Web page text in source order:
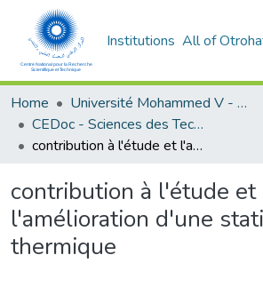
Institutions All of
Home
Université Mohammed V - Rabat
CEDoc - Sciences des Technologies de l’Information et de l’Ingénieur
contribution à l'étude et l'amélioration d'une station solaire thermique
contribution à l'étude et
l'amélioration d'une
thermique